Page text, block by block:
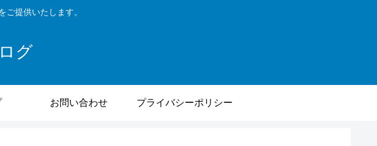
ご提供いたします。
グ
お問い合わせ プライバシーポリシー